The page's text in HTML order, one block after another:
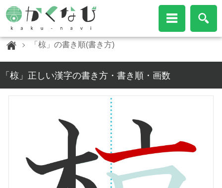
「椋」の書き順(書き方)
「椋」正しい漢字の書き方・書き順・画数